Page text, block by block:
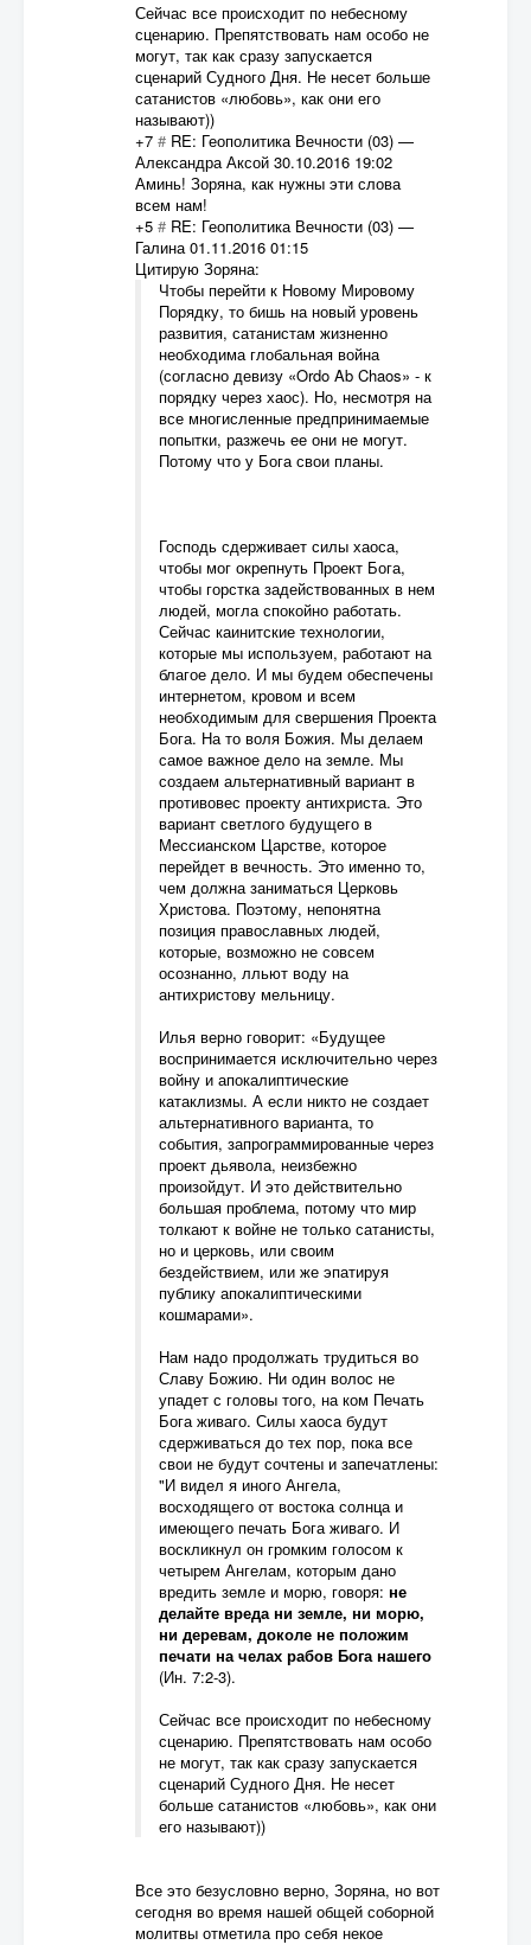
Сейчас все происходит по небесному
сценарию. Препятствовать нам особо не
могут, так как сразу запускается
сценарий Судного Дня. Не несет больше
сатанистов «любовь», как они его
называют))
+7 # RE: Геополитика Вечности (03)—
Александра Аксой 30.10.2016 19:02
Аминь! Зоряна, как нужны эти слова
всем нам!
+5 # RE: Геополитика Вечности (03)—
Галина 01.11.2016 01:15
Цитирую Зоряна:
Чтобы перейти к Новому Мировому
Порядку, то бишь на новый уровень
развития, сатанистам жизненно
необходима глобальная война
(согласно девизу «Ordo Ab Chaos» - к
порядку через хаос). Но, несмотря на
все многисленные предпринимаемые
попытки, разжечь ее они не могут.
Потому что у Бога свои планы.
Господь сдерживает силы хаоса,
чтобы мог окрепнуть Проект Бога,
чтобы горстка задействованных в нем
людей, могла спокойно работать.
Сейчас каинитские технологии,
которые мы используем, работают на
благое дело. И мы будем обеспечены
интернетом, кровом и всем
необходимым для свершения Проекта
Бога. На то воля Божия. Мы делаем
самое важное дело на земле. Мы
создаем альтернативный вариант в
противовес проекту антихриста. Это
вариант светлого будущего в
Мессианском Царстве, которое
перейдет в вечность. Это именно то,
чем должна заниматься Церковь
Христова. Поэтому, непонятна
позиция православных людей,
которые, возможно не совсем
осознанно, лльют воду на
антихристову мельницу.
Илья верно говорит: «Будущее
воспринимается исключительно через
войну и апокалиптические
катаклизмы. А если никто не создает
альтернативного варианта, то
события, запрограммированные через
проект дьявола, неизбежно
произойдут. И это действительно
большая проблема, потому что мир
толкают к войне не только сатанисты,
но и церковь, или своим
бездействием, или же эпатируя
публику апокалиптическими
кошмарами».
Нам надо продолжать трудиться во
Славу Божию. Ни один волос не
упадет с головы того, на ком Печать
Бога живаго. Силы хаоса будут
сдерживаться до тех пор, пока все
свои не будут сочтены и запечатлены:
"И видел я иного Ангела,
восходящего от востока солнца и
имеющего печать Бога живаго. И
воскликнул он громким голосом к
четырем Ангелам, которым дано
вредить земле и морю, говоря: не
делайте вреда ни земле, ни морю,
ни деревам, доколе не положим
печати на челах рабов Бога нашего
(Ин. 7:2-3).
Сейчас все происходит по небесному
сценарию. Препятствовать нам особо
не могут, так как сразу запускается
сценарий Судного Дня. Не несет
больше сатанистов «любовь», как они
его называют))
Все это безусловно верно, Зоряна, но вот
сегодня во время нашей общей соборной
молитвы отметила про себя некое